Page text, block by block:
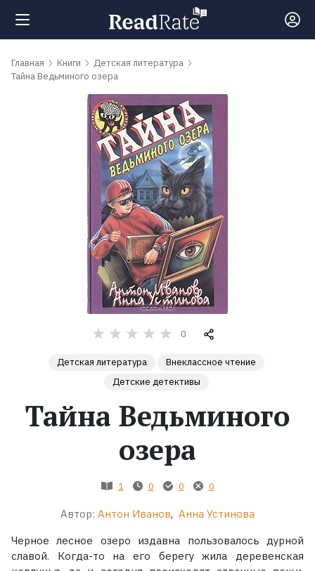
Поиск
обсуждаемые
Экранизации
Главная Книги
Детская литература
Тайна Ведьминого озера
0
Детская литература
Внеклассное чтение
Детские детективы
Тайна Ведьминого
озера
1 0 0 0
Автор: Антон Иванов, Анна Устинова
Черное лесное озеро издавна пользовалось дурной
славой. Когда-то на его берегу жила деревенская